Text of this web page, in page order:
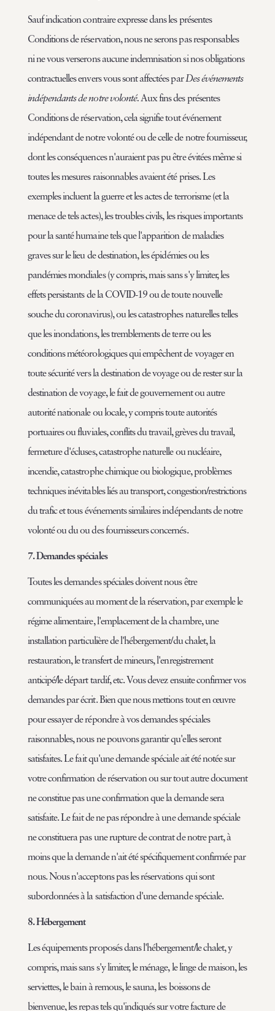
Sauf indication contraire expresse dans les présentes
Conditions de réservation, nous ne serons pas responsables
ni ne vous verserons aucune indemnisation si nos obligations
contractuelles envers vous sont affectées parDes événements
indépendants de notre volonté. Aux fins des présentes
Conditions de réservation, cela signifie tout événement
indépendant de notre volonté ou de celle de notre fournisseur,
dont les conséquences n'auraient pas pu être évitées même si
toutes les mesures raisonnables avaient été prises. Les
exemples incluent la guerre et les actes de terrorisme (et la
menace de tels actes), les troubles civils, les risques importants
pour la santé humaine tels que l'apparition de maladies
graves sur le lieu de destination, les épidémies ou les
pandémies mondiales (y compris, mais sans s'y limiter, les
effets persistants de la COVID-19 ou de toute nouvelle
souche du coronavirus), ou les catastrophes naturelles telles
que les inondations, les tremblements de terre ou les
conditions météorologiques qui empêchent de voyager en
toute sécurité vers la destination de voyage ou de rester sur la
destination de voyage, le fait de gouvernement ou autre
autorité nationale ou locale, y compris toute autorités
portuaires ou fluviales, conflits du travail, grèves du travail,
fermeture d'écluses, catastrophe naturelle ou nucléaire,
incendie, catastrophe chimique ou biologique, problèmes
techniques inévitables liés au transport, congestion/restrictions
du trafic et tous événements similaires indépendants de notre
volonté ou du ou des fournisseurs concernés.
7. Demandes spéciales
Toutes les demandes spéciales doivent nous être
communiquées au moment de la réservation, par exemple le
régime alimentaire, l'emplacement de la chambre, une
installation particulière de l'hébergement/du chalet, la
restauration, le transfert de mineurs, l'enregistrement
anticipé/le départ tardif, etc. Vous devez ensuite confirmer vos
demandes par écrit. Bien que nous mettions tout en œuvre
pour essayer de répondre à vos demandes spéciales
raisonnables, nous ne pouvons garantir qu'elles seront
satisfaites. Le fait qu'une demande spéciale ait été notée sur
votre confirmation de réservation ou sur tout autre document
ne constitue pas une confirmation que la demande sera
satisfaite. Le fait de ne pas répondre à une demande spéciale
ne constituera pas une rupture de contrat de notre part, à
moins que la demande n'ait été spécifiquement confirmée par
nous. Nous n'acceptons pas les réservations qui sont
subordonnées à la satisfaction d'une demande spéciale.
8. Hébergement
Les équipements proposés dans l'hébergement/le chalet, y
compris, mais sans s'y limiter, le ménage, le linge de maison, les
serviettes, le bain à remous, le sauna, les boissons de
bienvenue, les repas tels qu'indiqués sur votre facture de